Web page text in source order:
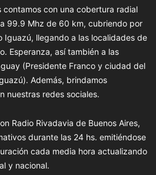
contamos con una cobertura radial
99.9 Mhz de 60 km, cubriendo por
Iguazú, llegando a las localidades de
Esperanza, así también a las
(Presidente Franco y ciudad del
Además, brindamos
nuestras redes sociales.
Radio Rivadavia de Buenos Aires,
durante las 24 hs. emitiéndose
cada media hora actualizando
y nacional.